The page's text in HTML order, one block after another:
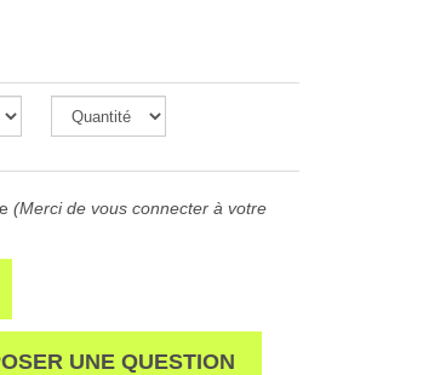
(Merci de vous connecter à votre
UNE QUESTION